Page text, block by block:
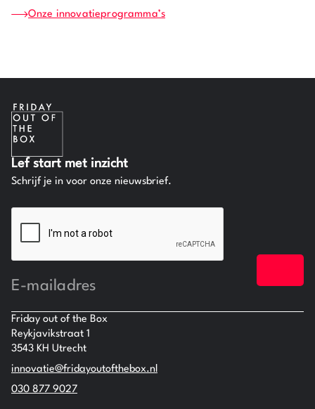
Onze innovatieprogramma’s
Lef start met inzicht
Schrijf je in voor onze nieuwsbrief.
CAPTCHA
mailadres
Friday out of the Box
Reykjavikstraat 1
3543 KH Utrecht
innovatie@fridayoutofthebox.nl
030 877 9027